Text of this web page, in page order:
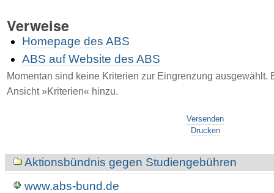
Verweise
Homepage des ABS
ABS auf Website des ABS
Momentan sind keine Kriterien zur Eingrenzung ausgewählt.
Ansicht »Kriterien« hinzu.
Versenden
Drucken
NavigationAktionsbündnis gegen Studiengebühren
www.abs-bund.de